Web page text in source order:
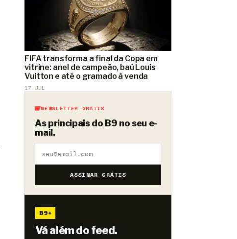
FIFA transforma a final da Copa em
vitrine: anel de campeão, baú Louis
Vuitton e até o gramado à venda
17 JUL
NEWSLETTER GRÁTIS
As principais do B9 no seu e-
mail.
ASSINAR GRÁTIS
B9+
Vá além do feed.